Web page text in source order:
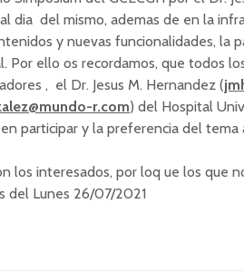
dia del mismo, ademas de en la
y nuevas funcionalidades, la
Por ello os recordamos, que todos
, el Dr. Jesus M. Hernandez (
r.com) del Hospital
participar y la preferencia del tema
los interesados, por loq ue los que
del Lunes 26/07/2021